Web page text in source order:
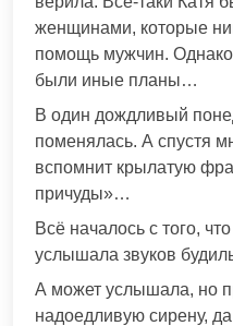
женщинами, которые
помощь мужчин.
были иные планы…
В один дождливый
поменялась. А спустя
вспомнит крылатую
причуды»…
Всё началось с того,
услышала звуков
А может услышала, но
надоедливую сирену,